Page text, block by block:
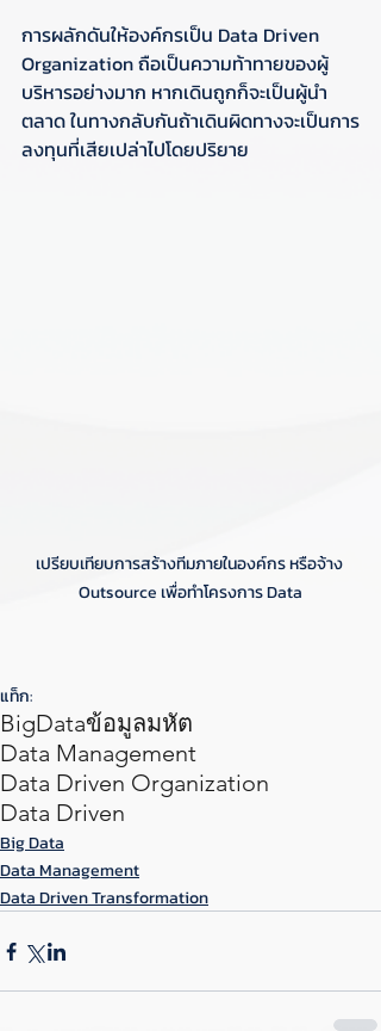
การผลักดันให้องค์กรเป็น Data Driven
Organization ถือเป็นความท้าทายของผู้
บริหารอย่างมาก หากเดินถูกก็จะเป็นผู้นำ
ตลาด ในทางกลับกันถ้าเดินผิดทางจะเป็นการ
ลงทุนที่เสียเปล่าไปโดยปริยาย
เปรียบเทียบการสร้างทีมภายในองค์กร หรือจ้าง
Outsource เพื่อทำโครงการ Data
แท็ก:
BigDataข้อมูลมหัต
Data Management
Data Driven Organization
Data Driven
Big Data
Data Management
Data Driven Transformation